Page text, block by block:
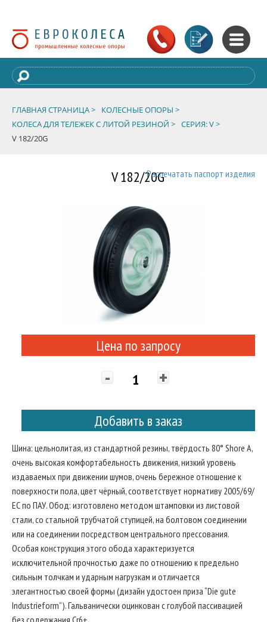
ГЛАВНАЯ СТРАНИЦА >
КОЛЕСНЫЕ ОПОРЫ >
КОЛЕСА ДЛЯ ТЕЛЕЖЕК С ЛИТОЙ РЕЗИНОЙ > СЕРИЯ: V >
V 182/20G
V 182/20GРаспечатать паспорт изделия
Цена по запросу
- +
Добавить в заказ
Шина: цельнолитая, из стандартной резины, твёрдость 80° Shore A,
очень высокая комфортабельность движения, низкий уровень
издаваемых при движении шумов, очень бережное отношение к
поверхности пола, цвет чёрный, соответствует нормативу 2005/69/
ЕС по ПАУ. Обод: изготовлено методом штамповки из листовой
стали, со стальной трубчатой ступицей, на болтовом соединении
или на соединении посредством центрального прессования.
Особая конструкция этого обода характеризуется
исключительной прочностью даже по отношению к предельно
сильным толчкам и ударным нагрузкам и отличается
элегантностью своей формы (дизайн удостоен приза “Die gute
Industrieform”). Гальванически оцинкован с голубой пассивацией
без содержания Cr6+.